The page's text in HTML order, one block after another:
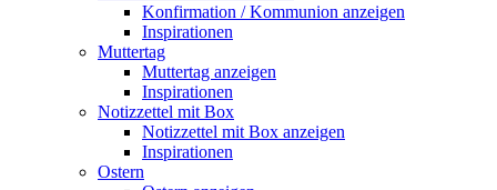
Konfirmation / Kommunion anzeigen
Inspirationen
Muttertag
Muttertag anzeigen
Inspirationen
Notizzettel mit Box
Notizzettel mit Box anzeigen
Inspirationen
Ostern